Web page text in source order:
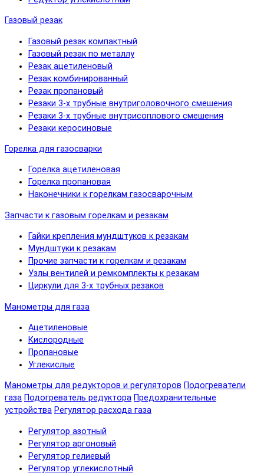
Газовый резак
Газовый резак компактный
Газовый резак по металлу
Резак ацетиленовый
Резак комбинированный
Резак пропановый
Резаки 3-х трубные внутриголовочного смешения
Резаки 3-х трубные внутрисоплового смешения
Резаки керосиновые
Горелка для газосварки
Горелка ацетиленовая
Горелка пропановая
Наконечники к горелкам газосварочным
Запчасти к газовым горелкам и резакам
Гайки крепления мундштуков к резакам
Мундштуки к резакам
Прочие запчасти к горелкам и резакам
Узлы вентилей и ремкомплекты к резакам
Циркули для 3-х трубных резаков
Манометры для газа
Ацетиленовые
Кислородные
Пропановые
Углекислые
Манометры для редукторов и регуляторов Подогреватели
газа Подогреватель редуктора Предохранительные
устройства Регулятор расхода газа
Регулятор азотный
Регулятор аргоновый
Регулятор гелиевый
Регулятор углекислотный